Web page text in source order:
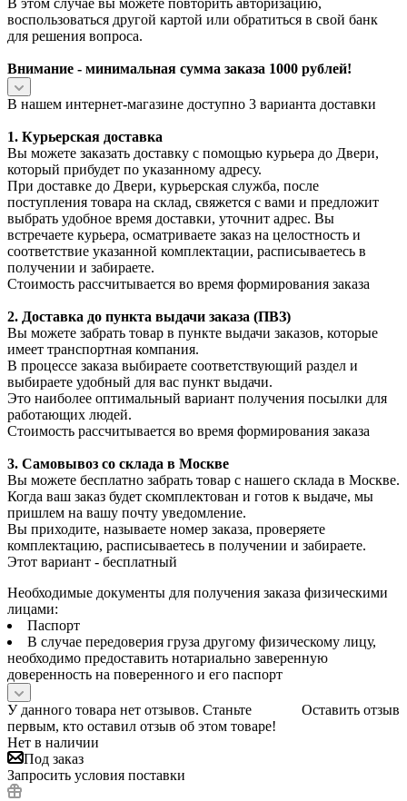
воспользоваться другой картой или обратиться в свой банк
для решения вопроса.
Внимание - минимальная сумма заказа 1000 рублей!
В нашем интернет-магазине доступно 3 варианта доставки
1. Курьерская доставка
Вы можете заказать доставку с помощью курьера до Двери,
который прибудет по указанному адресу.
При доставке до Двери, курьерская служба, после
поступления товара на склад, свяжется с вами и предложит
выбрать удобное время доставки, уточнит адрес. Вы
встречаете курьера, осматриваете заказ на целостность и
соответствие указанной комплектации, расписываетесь в
получении и забираете.
Стоимость рассчитывается во время формирования заказа
2. Доставка до пункта выдачи заказа (ПВЗ)
Вы можете забрать товар в пункте выдачи заказов, которые
имеет транспортная компания.
В процессе заказа выбираете соответствующий раздел и
выбираете удобный для вас пункт выдачи.
Это наиболее оптимальный вариант получения посылки для
работающих людей.
Стоимость рассчитывается во время формирования заказа
3. Самовывоз со склада в Москве
Вы можете бесплатно забрать товар с нашего склада в Москве.
Когда ваш заказ будет скомплектован и готов к выдаче, мы
пришлем на вашу почту уведомление.
Вы приходите, называете номер заказа, проверяете
комплектацию, расписываетесь в получении и забираете.
Этот вариант - бесплатный
Необходимые документы для получения заказа физическими
лицами:
Паспорт
В случае передоверия груза другому физическому лицу,
необходимо предоставить нотариально заверенную
доверенность на поверенного и его паспорт
Оставить отзыв
У данного товара нет отзывов. Станьте
первым, кто оставил отзыв об этом товаре!
Нет в наличии
Под заказ
Запросить условия поставки